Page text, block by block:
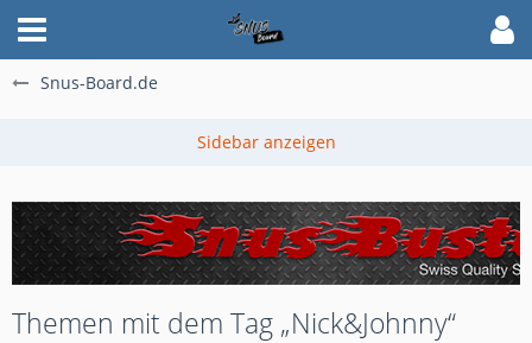
Snus-Board.de
Themen mit dem Tag „Nick&Johnny“